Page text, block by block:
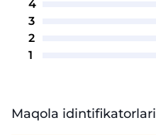
4
3
2
1
Maqola idintifikatorlari